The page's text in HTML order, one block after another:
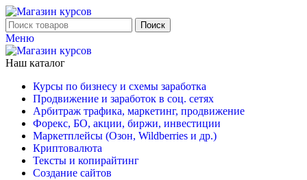
Поиск
Меню
Наш каталог
Курсы по бизнесу и схемы заработка
Продвижение и заработок в соц. сетях
Арбитраж трафика, маркетинг, продвижение
Форекс, БО, акции, биржи, инвестиции
Маркетплейсы (Озон, Wildberries и др.)
Криптовалюта
Тексты и копирайтинг
Создание сайтов